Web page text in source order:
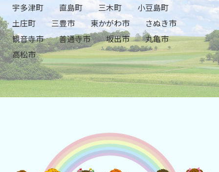
宇多津町
直島町 三木町
小豆島町
土庄町
三豊市 東かがわ市
さぬき市
観音寺市
善通寺市 坂出市
丸亀市
高松市